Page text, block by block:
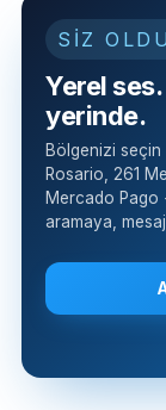
SİZ
Yerel
yerinde.
Bölgenizi seçin
Rosario, 261
Mercado Pago
aramaya,